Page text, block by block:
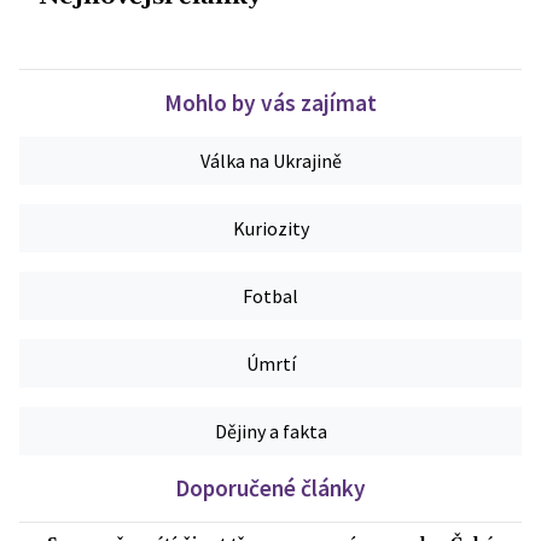
Mohlo by vás zajímat
Válka na Ukrajině
Kuriozity
Fotbal
Úmrtí
Dějiny a fakta
Doporučené články